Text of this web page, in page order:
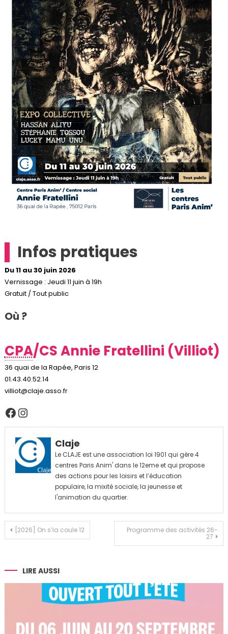
Infos pratiques
Du 11 au 30 juin 2026
Vernissage : Jeudi 11 juin à 19h
Gratuit / Tout public
Où ?
CPA/CS Annie Fratellini (Villiot)
36 quai de la Rapée, Paris 12
01.43.40.52.14
villiot@claje.asso.fr
Facebook
Instagram
Claje
Le CLAJE est une association loi 1901 qui gère 4
centres Paris Anim' dans le 12eme et qui propose
des actions pour les loisirs et l’éducation
populaire, la mixité sociale, la jeunesse et
l'animation du quartier.
Navigation
l’article
[2026] On s’la coule 12 Programme des activités 26-
27
LIRE AUSSI